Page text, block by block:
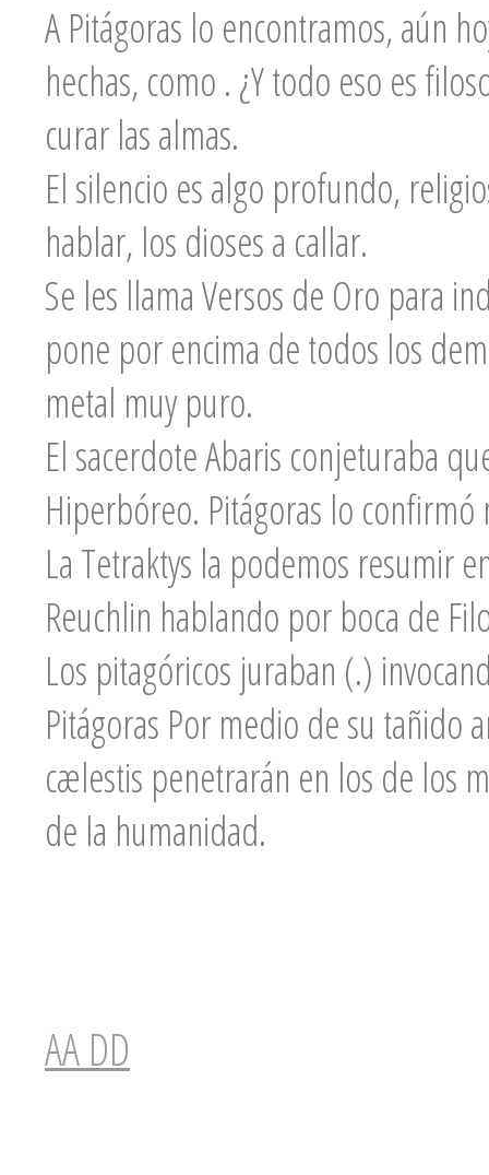
A Pitágoras lo encontramos, aún
hechas, como . ¿Y todo eso es
curar las almas.
El silencio es algo profundo,
hablar, los dioses a callar.
Se les llama Versos de Oro para
pone por encima de todos los
metal muy puro.
El sacerdote Abaris conjeturaba
Hiperbóreo. Pitágoras lo
La Tetraktys la podemos resumir
Reuchlin hablando por boca de
Los pitagóricos juraban (.)
Pitágoras Por medio de su tañido
cælestis penetrarán en los de los
de la humanidad.
AA DD